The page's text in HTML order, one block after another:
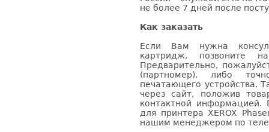
не более 7 дней после
Как заказать
Если Вам нужна
картридж, позвоните
Предварительно,
(партномер), либо
печатающего устройства.
через сайт, положив
контактной информацией.
для принтера XEROX
нашим менеджером по